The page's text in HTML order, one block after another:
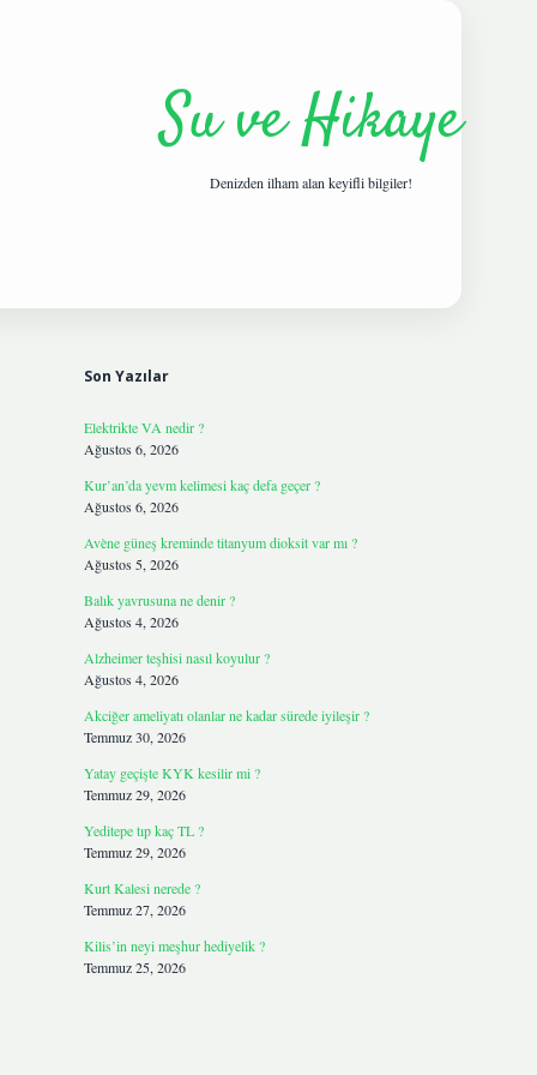
Su ve Hikaye
Denizden ilham alan keyifli bilgiler!
Son Yazılar
Elektrikte VA nedir ?
Ağustos 6, 2026
Kur’an’da yevm kelimesi kaç defa geçer ?
Ağustos 6, 2026
Avène güneş kreminde titanyum dioksit var mı ?
Ağustos 5, 2026
Balık yavrusuna ne denir ?
Ağustos 4, 2026
Alzheimer teşhisi nasıl koyulur ?
Ağustos 4, 2026
Akciğer ameliyatı olanlar ne kadar sürede iyileşir ?
Temmuz 30, 2026
Yatay geçişte KYK kesilir mi ?
Temmuz 29, 2026
Yeditepe tıp kaç TL ?
Temmuz 29, 2026
Kurt Kalesi nerede ?
Temmuz 27, 2026
Kilis’in neyi meşhur hediyelik ?
Temmuz 25, 2026